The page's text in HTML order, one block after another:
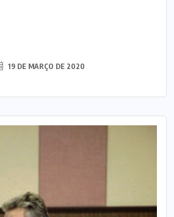
19 DE MARÇO DE 2020